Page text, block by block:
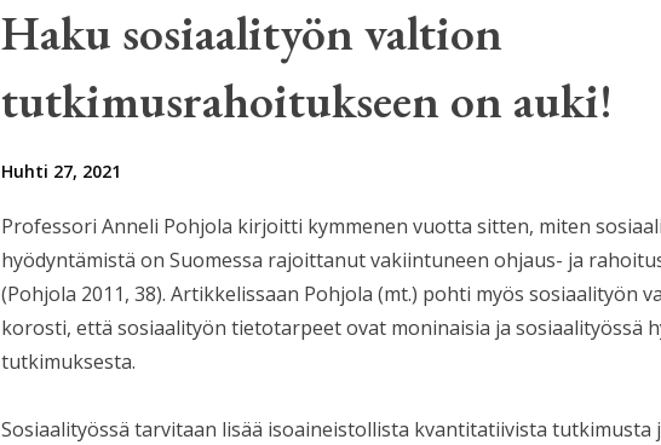
Haku sosiaalityön valtion
tutkimusrahoitukseen on auki!
Huhti 27, 2021
Professori Anneli Pohjola kirjoitti kymmenen vuotta sitten, miten
hyödyntämistä on Suomessa rajoittanut vakiintuneen ohjaus- ja
(Pohjola 2011, 38). Artikkelissaan Pohjola (mt.) pohti myös sosiaalityön
korosti, että sosiaalityön tietotarpeet ovat moninaisia ja sosiaalityössä
tutkimuksesta.
Sosiaalityössä tarvitaan lisää isoaineistollista kvantitatiivista tutkimusta